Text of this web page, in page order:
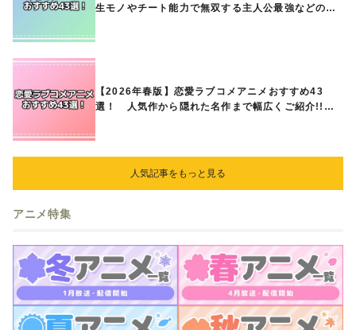
生モノやチート能力で無双する主人公最強などの人
【2026年春版】恋愛ラブコメアニメおすすめ43
選！ 人気作から隠れた名作まで幅広くご紹介!!
人気記事をもっと見る
アニメ特集